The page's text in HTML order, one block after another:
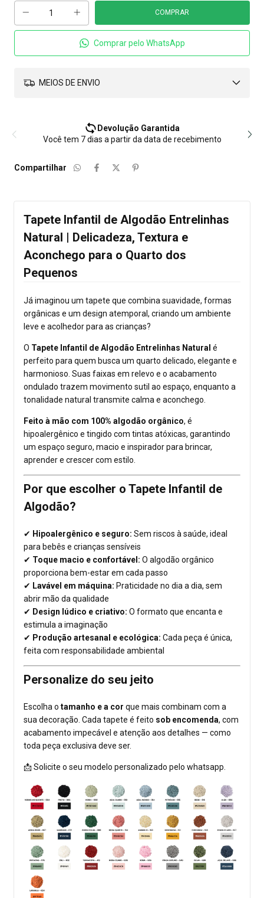
Comprar pelo WhatsApp
MEIOS DE ENVIO
Devolução Garantida
Você tem 7 dias a partir da data de recebimento
Compartilhar
Tapete Infantil de Algodão Entrelinhas
Natural | Delicadeza, Textura e
Aconchego para o Quarto dos
Pequenos
Já imaginou um tapete que combina suavidade, formas
orgânicas e um design atemporal, criando um ambiente
leve e acolhedor para as crianças?
O Tapete Infantil de Algodão Entrelinhas Natural é
perfeito para quem busca um quarto delicado, elegante e
harmonioso. Suas faixas em relevo e o acabamento
ondulado trazem movimento sutil ao espaço, enquanto a
tonalidade natural transmite calma e aconchego.
Feito à mão com 100% algodão orgânico, é
hipoalergênico e tingido com tintas atóxicas, garantindo
um espaço seguro, macio e inspirador para brincar,
aprender e crescer com estilo.
Por que escolher o Tapete Infantil de
Algodão?
✔ Hipoalergênico e seguro: Sem riscos à saúde, ideal
para bebês e crianças sensíveis
✔ Toque macio e confortável: O algodão orgânico
proporciona bem-estar em cada passo
✔ Lavável em máquina: Praticidade no dia a dia, sem
abrir mão da qualidade
✔ Design lúdico e criativo: O formato que encanta e
estimula a imaginação
✔ Produção artesanal e ecológica: Cada peça é única,
feita com responsabilidade ambiental
Personalize do seu jeito
Escolha o tamanho e a cor que mais combinam com a
sua decoração. Cada tapete é feito sob encomenda, com
acabamento impecável e atenção aos detalhes — como
toda peça exclusiva deve ser.
📩 Solicite o seu modelo personalizado pelo whatsapp.